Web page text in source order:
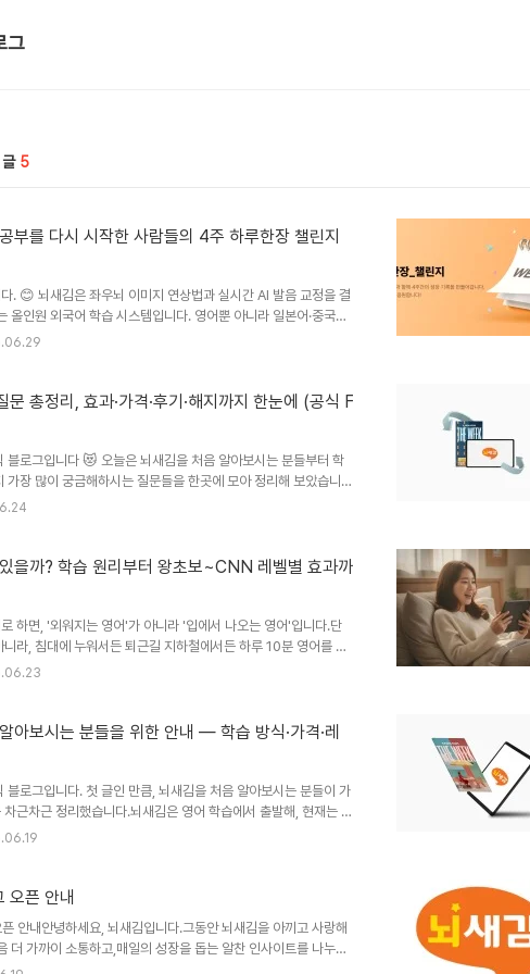
그
5
부를 다시 시작한 사람들의 4주 하루한장 챌린지
. 😊 뇌새김은 좌우뇌 이미지 연상법과 실시간 AI 발음 교정을 결
올인원 외국어 학습 시스템입니다. 영어뿐 아니라 일본어·중국어·
학습하실 수 있어요.오늘은 뇌새김이 직접 운영하는 '하루한장
하나 읽다 보면 신기하게도 공통점이 보여요. 거창한 결심이 아니
성취가 4주간 쌓여 '습관'이 됐다는 점입니다. 📑 목차 1. 하루한
2. 10년을 쉬었는데, 다시 영어..
문 총정리, 효과·가격·후기·해지까지 한눈에 (공식 F
블로그입니다 😻 오늘은 뇌새김을 처음 알아보시는 분들부터 학
가장 많이 궁금해하시는 질문들을 한곳에 모아 정리해 보았습니
가격은 어떻게 되나요?""평생 소장이 가능한가요?""해지나 환
시에 자극하는 듀얼 코딩 연상법과 실시간 AI 발음 교정을 결합한,
영어·외국어 학습 시스템입니다. 처음 알아보실 때 가장 많이 받
안내해 드립니다.※ 본 FAQ는 실제 고객 문의를 바탕으로 작성된
을까? 학습 원리부터 왕초보~CNN 레벨별 효과까
하면, '외워지는 영어'가 아니라 '입에서 나오는 영어'입니다.단
라, 침대에 누워서든 퇴근길 지하철에서든 하루 10분 영어를 실
점이 있습니다. 그래서 효과는 "단어 몇 개 외웠다"가 아니라 "오
습관5. 왕초보부터 시사 토론까지, 전 연령·전 레벨6. 자주 묻는
는 영어가 아니라, 말이 트이는 영어뇌새김 효과의 핵심은 직접
.화면을 보며 따라 읽고 끝나는 방..
아보시는 분들을 위한 안내 — 학습 방식·가격·레
블로그입니다. 첫 글인 만큼, 뇌새김을 처음 알아보시는 분들이 가
근차근 정리했습니다.뇌새김은 영어 학습에서 출발해, 현재는 일
장된 학습 브랜드입니다. 시작은 영어였고, 지금은 같은 학습 원
격3. 평생 가성비4. 학습 효과5. 뇌새김 영어 레벨6. 해지·환불
반복 학습을 결합해, 단어와 표현을 오래 기억하도록 설..
오픈 안내
안내안녕하세요, 뇌새김입니다.그동안 뇌새김을 아끼고 사랑해
더 가까이 소통하고,매일의 성장을 돕는 알찬 인사이트를 나누고
롭게 시작합니다. 앞으로 이곳은 여러분의 일상에 꼭 필요한 지